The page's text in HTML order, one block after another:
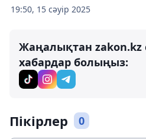
19:50, 15 сәуір 2025
Жаңалықтан zakon.kz
хабардар болыңыз:
Пікірлер 0